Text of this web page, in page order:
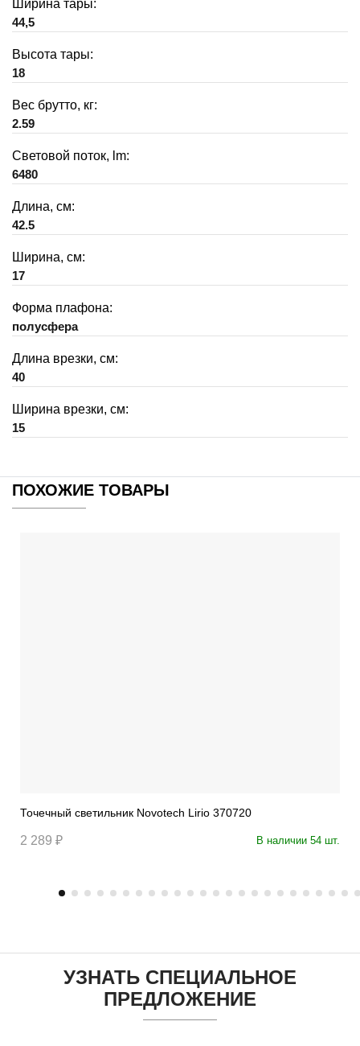
Ширина тары:
44,5
Высота тары:
18
Вес брутто, кг:
2.59
Световой поток, lm:
6480
Длина, см:
42.5
Ширина, см:
17
Форма плафона:
полусфера
Длина врезки, см:
40
Ширина врезки, см:
15
ПОХОЖИЕ ТОВАРЫ
Точечный светильник Novotech Lirio 370720
2 289 ₽ В наличии 54 шт.
УЗНАТЬ СПЕЦИАЛЬНОЕ
ПРЕДЛОЖЕНИЕ